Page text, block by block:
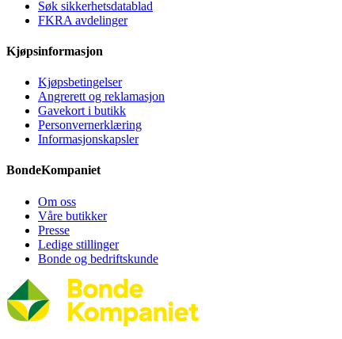
Søk sikkerhetsdatablad
FKRA avdelinger
Kjøpsinformasjon
Kjøpsbetingelser
Angrerett og reklamasjon
Gavekort i butikk
Personvernerklæring
Informasjonskapsler
BondeKompaniet
Om oss
Våre butikker
Presse
Ledige stillinger
Bonde og bedriftskunde